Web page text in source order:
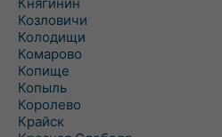
Козловичи
Колодищи
Комарово
Копище
Копыль
Королево
Крайск